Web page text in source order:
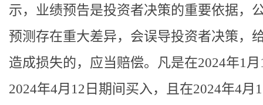
示，业绩预告是投资者决策的重要依据，
预测存在重大差异，会误导投资者决策，
造成损失的，应当赔偿。凡是在2024年1
2024年4月12日期间买入，且在2024年4月